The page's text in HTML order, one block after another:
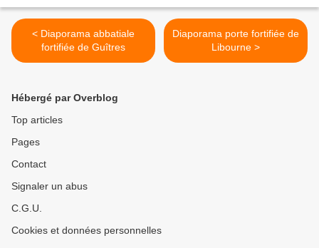
< Diaporama abbatiale
fortifiée de Guîtres
Diaporama porte fortifiée de
Libourne >
Hébergé par Overblog
Top articles
Pages
Contact
Signaler un abus
C.G.U.
Cookies et données personnelles